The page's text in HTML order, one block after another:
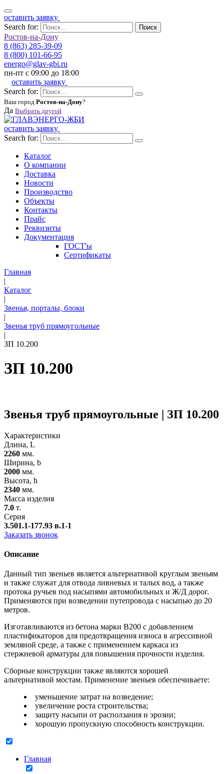
оставить заявку
Search for:
Поиск
Ростов-на-Дону
8 (863) 285-39-09
8 (800) 101-66-95
energo@glav-gbi.ru
пн-пт с 09:00 до 18:00
оставить заявку
Search for:
Ваш город Ростов-на-Дону?
Да Выбрать другой
оставить заявку
Search for:
Каталог
О компании
Доставка
Новости
Производство
Объекты
Контакты
Прайс
Реквизиты
Документация
ГОСТ'ы
Сертификаты
Главная
|
Каталог
|
Звенья, порталы, блоки
|
Звенья труб прямоугольные
|
ЗП 10.200
ЗП 10.200
Звенья труб прямоугольные | ЗП 10.200
Характеристики
Длина, L
2260 мм.
Ширина, b
2000 мм.
Высота, h
2340 мм.
Масса изделия
7.0 т.
Серия
3.501.1-177.93 в.1-1
Заказать звонок
Описание
Данный тип звеньев является альтернативой круглым звеньям
и также служат для отвода ливневых и талых вод, а также
протока ручьев под насыпями автомобильных и Ж/Д дорог.
Применяются при возведении путепровода с насыпью до 20
метров.
Изготавливаются из бетона марки В200 с добавлением
пластификаторов для предотвращения износа в агрессивной
земляной среде, а также с применением каркаса из
стержневой арматуры для повышения прочности изделия.
Сборные конструкции также являются хорошей
альтернативой мостам. Применение звеньев обеспечиваете:
уменьшение затрат на возведение;
увеличение роста строительства;
защиту насыпи от расползания и эрозии;
хорошую пропускную способность конструкции.
Главная